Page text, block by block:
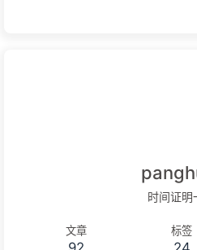
时间证明
文章 标签